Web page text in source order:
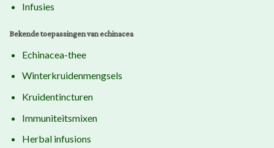
Infusies
Bekende toepassingen van echinacea
Echinacea-thee
Winterkruidenmengsels
Kruidentincturen
Immuniteitsmixen
Herbal infusions